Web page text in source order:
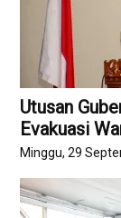
Utusan
Evakuasi
Minggu, 29